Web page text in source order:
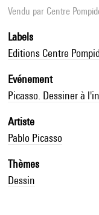
Vendu par Centre
Labels
Editions Centre
Evénement
Picasso. Dessiner à
Artiste
Pablo Picasso
Thèmes
Dessin